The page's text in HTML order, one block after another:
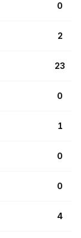
0
2
23
0
1
0
0
4